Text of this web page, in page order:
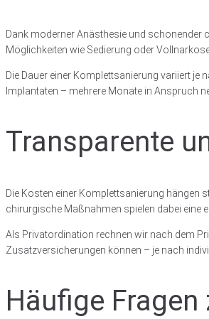
Dank moderner Anästhesie und schonender
Möglichkeiten wie Sedierung oder
Die Dauer einer Komplettsanierung variiert
Implantaten – mehrere Monate in Anspruch
Transparente
Die Kosten einer Komplettsanierung hängen
chirurgische Maßnahmen spielen dabei eine
Als Privatordination rechnen wir nach dem
Zusatzversicherungen können – je nach
Häufige